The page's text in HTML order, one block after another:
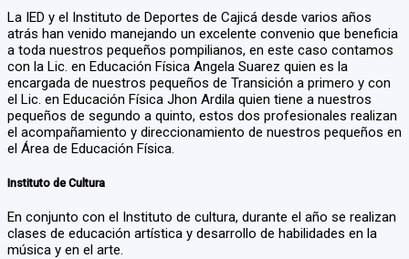
La IED y el Instituto de Deportes de Cajicá desde varios años
atrás han venido manejando un excelente convenio que beneficia
a toda nuestros pequeños pompilianos, en este caso contamos
con la Lic. en Educación Física Angela Suarez quien es la
encargada de nuestros pequeños de Transición a primero y con
el Lic. en Educación Física Jhon Ardila quien tiene a nuestros
pequeños de segundo a quinto, estos dos profesionales realizan
el acompañamiento y direccionamiento de nuestros pequeños en
el Área de Educación Física.
Instituto de Cultura
En conjunto con el Instituto de cultura, durante el año se realizan
clases de educación artística y desarrollo de habilidades en la
música y en el arte.